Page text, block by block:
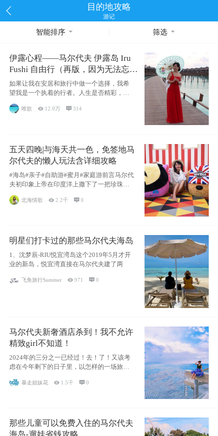
目的地攻略
游记
智能排序 筛选
伊露心程——马尔代夫 伊露岛 Iru
Fushi 自由行（再版，因为无法忘却
的留恋）
如果让我在安居和旅行中做一个选择，我希
望我是一个执着的行者。人生是否精彩，都
源于自己
唯歆  12.0万  314
五天四晚|与海天共一色，免签地马
尔代夫的懒人玩法含详细攻略
#海岛#亲子#自助游#蜜月#家庭游前言马尔代
夫初印象上帝在印度洋上撒下了一把珍珠，
北海情歌 2.2千 0
明星们打卡过的那些马尔代夫海岛
1、沈梦辰-RIU悦宜湾岛这个2019年5月才开
业的新岛，悦宜湾直接在马尔代夫建了两
飞鱼旅行Summer 971 0
马尔代夫新奢酒店杀到！我不允许
精致girl不知道！
2024年的三分之一已经过！去！了！又该考
虑在今年剩下的日子里，以怎样的一场旅行
暴走姐妹花  1.5千 0
那些儿童可以免费入住的马尔代夫